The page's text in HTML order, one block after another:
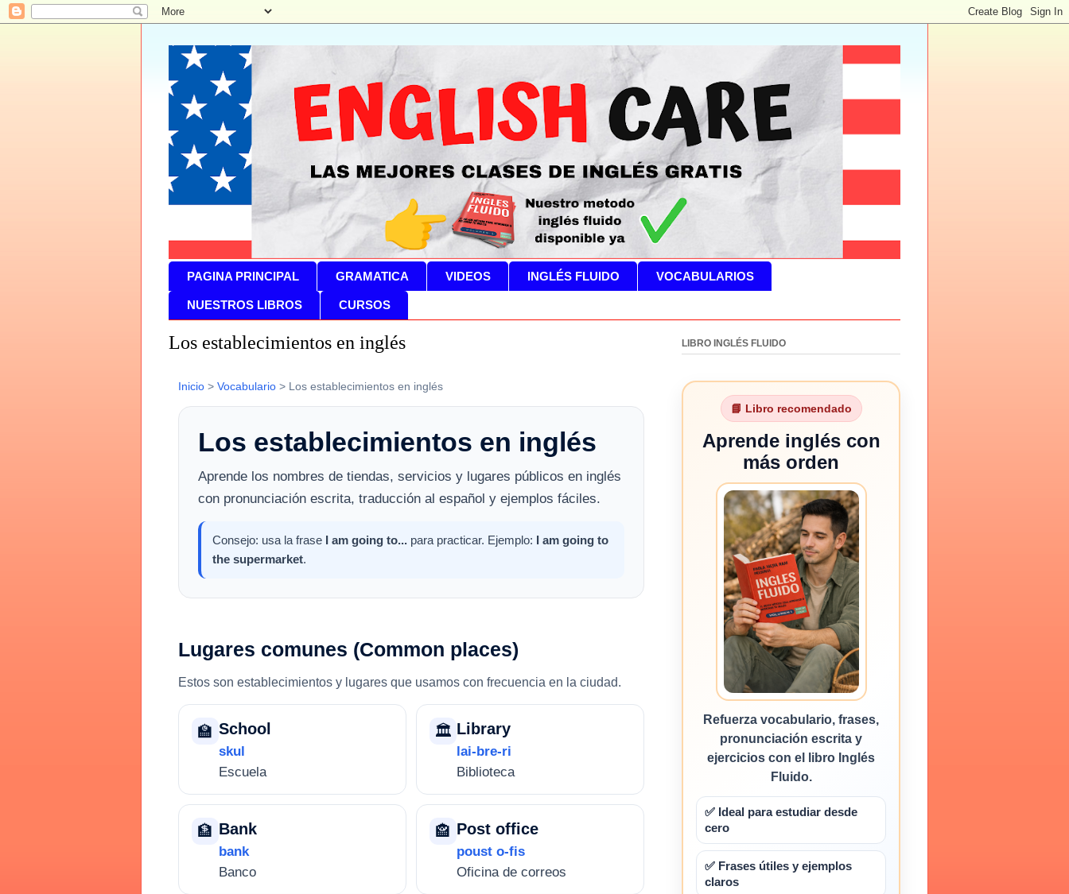
PAGINA PRINCIPAL GRAMATICA VIDEOS INGLÉS FLUIDO VOCABULARIOS
NUESTROS LIBROS CURSOS
Los establecimientos en inglés
Inicio > Vocabulario > Los establecimientos en inglés
Los establecimientos en inglés
Aprende los nombres de tiendas, servicios y lugares públicos en inglés
con pronunciación escrita, traducción al español y ejemplos fáciles.
Consejo: usa la frase I am going to... para practicar. Ejemplo: I am going to
the supermarket.
Lugares comunes (Common places)
Estos son establecimientos y lugares que usamos con frecuencia en la ciudad.
🏫 School
skul
Escuela
🏛️ Library
lai-bre-ri
Biblioteca
🏦 Bank
bank
Banco
🏤 Post office
poust o-fis
Oficina de correos
LIBRO INGLÉS FLUIDO
📘 Libro recomendado
Aprende inglés con
más orden
Refuerza vocabulario, frases,
pronunciación escrita y
ejercicios con el libro Inglés
Fluido.
✅ Ideal para estudiar desde
cero
✅ Frases útiles y ejemplos
claros